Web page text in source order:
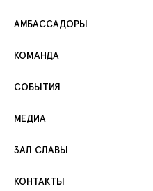
АМБАССАДОРЫ
КОМАНДА
СОБЫТИЯ
МЕДИА
ЗАЛ СЛАВЫ
КОНТАКТЫ